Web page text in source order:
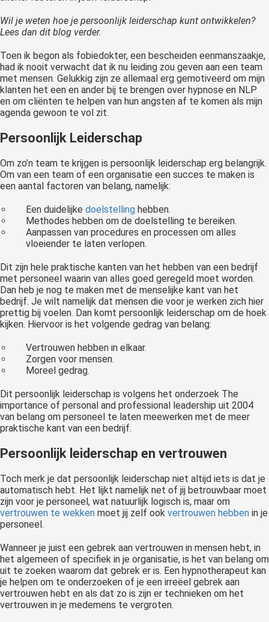
Wil je weten hoe je persoonlijk leiderschap kunt ontwikkelen?
Lees dan dit blog verder.
Toen ik begon als fobiedokter, een bescheiden eenmanszaakje,
had ik nooit verwacht dat ik nu leiding zou geven aan een team
met mensen. Gelukkig zijn ze allemaal erg gemotiveerd om mijn
klanten het een en ander bij te brengen over hypnose en NLP
en om cliënten te helpen van hun angsten af te komen als mijn
agenda gewoon te vol zit.
Persoonlijk Leiderschap
Om zo’n team te krijgen is persoonlijk leiderschap erg belangrijk.
Om van een team of een organisatie een succes te maken is
een aantal factoren van belang, namelijk:
Een duidelijkedoelstelling hebben.
Methodes hebben om de doelstelling te bereiken.
Aanpassen van procedures en processen om alles
vloeiender te laten verlopen.
Dit zijn hele praktische kanten van het hebben van een bedrijf
met personeel waarin van alles goed geregeld moet worden.
Dan heb je nog te maken met de menselijke kant van het
bedrijf. Je wilt namelijk dat mensen die voor je werken zich hier
prettig bij voelen. Dan komt persoonlijk leiderschap om de hoek
kijken. Hiervoor is het volgende gedrag van belang:
Vertrouwen hebben in elkaar.
Zorgen voor mensen.
Moreel gedrag.
Dit persoonlijk leiderschap is volgens het onderzoek The
importance of personal and professional leadership uit 2004
van belang om personeel te laten meewerken met de meer
praktische kant van een bedrijf.
Persoonlijk leiderschap en vertrouwen
Toch merk je dat persoonlijk leiderschap niet altijd iets is dat je
automatisch hebt. Het lijkt namelijk net of jij betrouwbaar moet
zijn voor je personeel, wat natuurlijk logisch is, maar om
vertrouwen te wekken moet jij zelf ook vertrouwen hebben in je
personeel.
Wanneer je juist een gebrek aan vertrouwen in mensen hebt, in
het algemeen of specifiek in je organisatie, is het van belang om
uit te zoeken waarom dat gebrek er is. Een hypnotherapeut kan
je helpen om te onderzoeken of je een irreëel gebrek aan
vertrouwen hebt en als dat zo is zijn er technieken om het
vertrouwen in je medemens te vergroten.